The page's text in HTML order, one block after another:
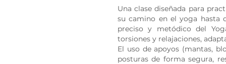
Una clase diseñada para
su camino en el yoga hasta
preciso y metódico del
torsiones y relajaciones,
El uso de apoyos (mantas,
posturas de forma segura,